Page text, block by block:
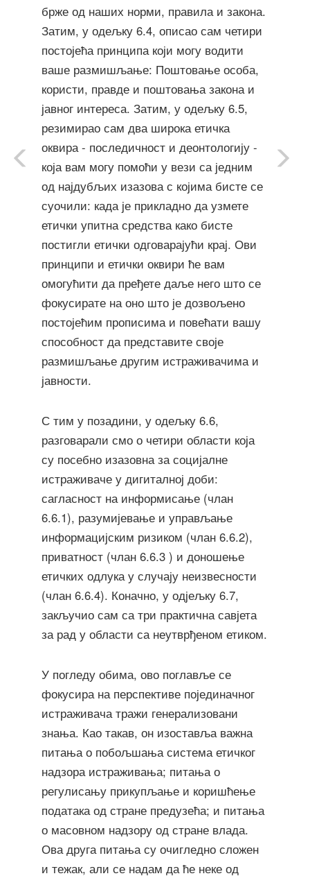
брже од наших норми, правила и закона.
Затим, у одељку 6.4, описао сам четири
постојећа принципа који могу водити
ваше размишљање: Поштовање особа,
користи, правде и поштовања закона и
јавног интереса. Затим, у одељку 6.5,
резимирао сам два широка етичка
оквира - последичност и деонтологију -
која вам могу помоћи у вези са једним
од најдубљих изазова с којима бисте се
суочили: када је прикладно да узмете
етички упитна средства како бисте
постигли етички одговарајући крај. Ови
принципи и етички оквири ће вам
омогућити да пређете даље него што се
фокусирате на оно што је дозвољено
постојећим прописима и повећати вашу
способност да представите своје
размишљање другим истраживачима и
јавности.
С тим у позадини, у одељку 6.6,
разговарали смо о четири области која
су посебно изазовна за социјалне
истраживаче у дигиталној доби:
сагласност на информисање (члан
6.6.1), разумијевање и управљање
информацијским ризиком (члан 6.6.2),
приватност (члан 6.6.3 ) и доношење
етичких одлука у случају неизвесности
(члан 6.6.4). Коначно, у одјељку 6.7,
закључио сам са три практична савјета
за рад у области са неутврђеном етиком.
У погледу обима, ово поглавље се
фокусира на перспективе појединачног
истраживача тражи генерализовани
знања. Као такав, он изоставља важна
питања о побољшања система етичког
надзора истраживања; питања о
регулисању прикупљање и коришћење
података од стране предузећа; и питања
о масовном надзору од стране влада.
Ова друга питања су очигледно сложен
и тежак, али се надам да ће неке од